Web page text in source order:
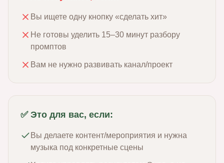
Вы ищете одну кнопку «сделать хит»
Не готовы уделить 15–30 минут разбору
промптов
Вам не нужно развивать канал/проект
✅ Это для вас, если:
Вы делаете контент/мероприятия и нужна
музыка под конкретные сцены